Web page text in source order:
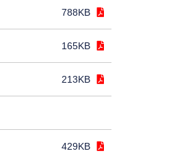
788KB
165KB
213KB
429KB